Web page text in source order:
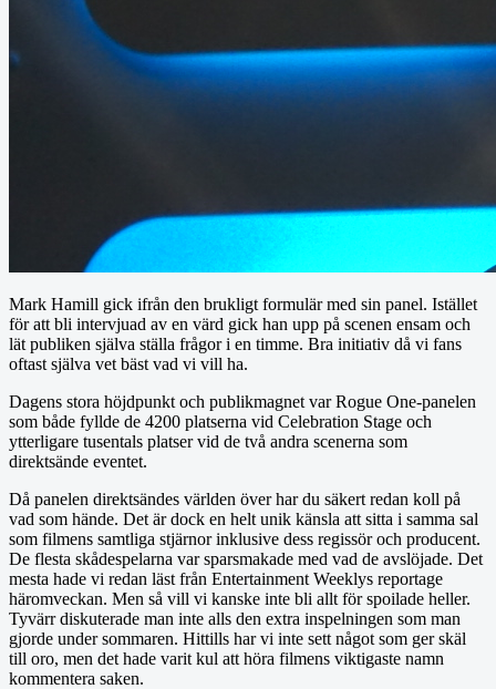
Mark Hamill gick ifrån den brukligt formulär med sin panel. Istället
för att bli intervjuad av en värd gick han upp på scenen ensam och
lät publiken själva ställa frågor i en timme. Bra initiativ då vi fans
oftast själva vet bäst vad vi vill ha.
Dagens stora höjdpunkt och publikmagnet var Rogue One-panelen
som både fyllde de 4200 platserna vid Celebration Stage och
ytterligare tusentals platser vid de två andra scenerna som
direktsände eventet.
Då panelen direktsändes världen över har du säkert redan koll på
vad som hände. Det är dock en helt unik känsla att sitta i samma sal
som filmens samtliga stjärnor inklusive dess regissör och producent.
De flesta skådespelarna var sparsmakade med vad de avslöjade. Det
mesta hade vi redan läst från Entertainment Weeklys reportage
häromveckan. Men så vill vi kanske inte bli allt för spoilade heller.
Tyvärr diskuterade man inte alls den extra inspelningen som man
gjorde under sommaren. Hittills har vi inte sett något som ger skäl
till oro, men det hade varit kul att höra filmens viktigaste namn
kommentera saken.